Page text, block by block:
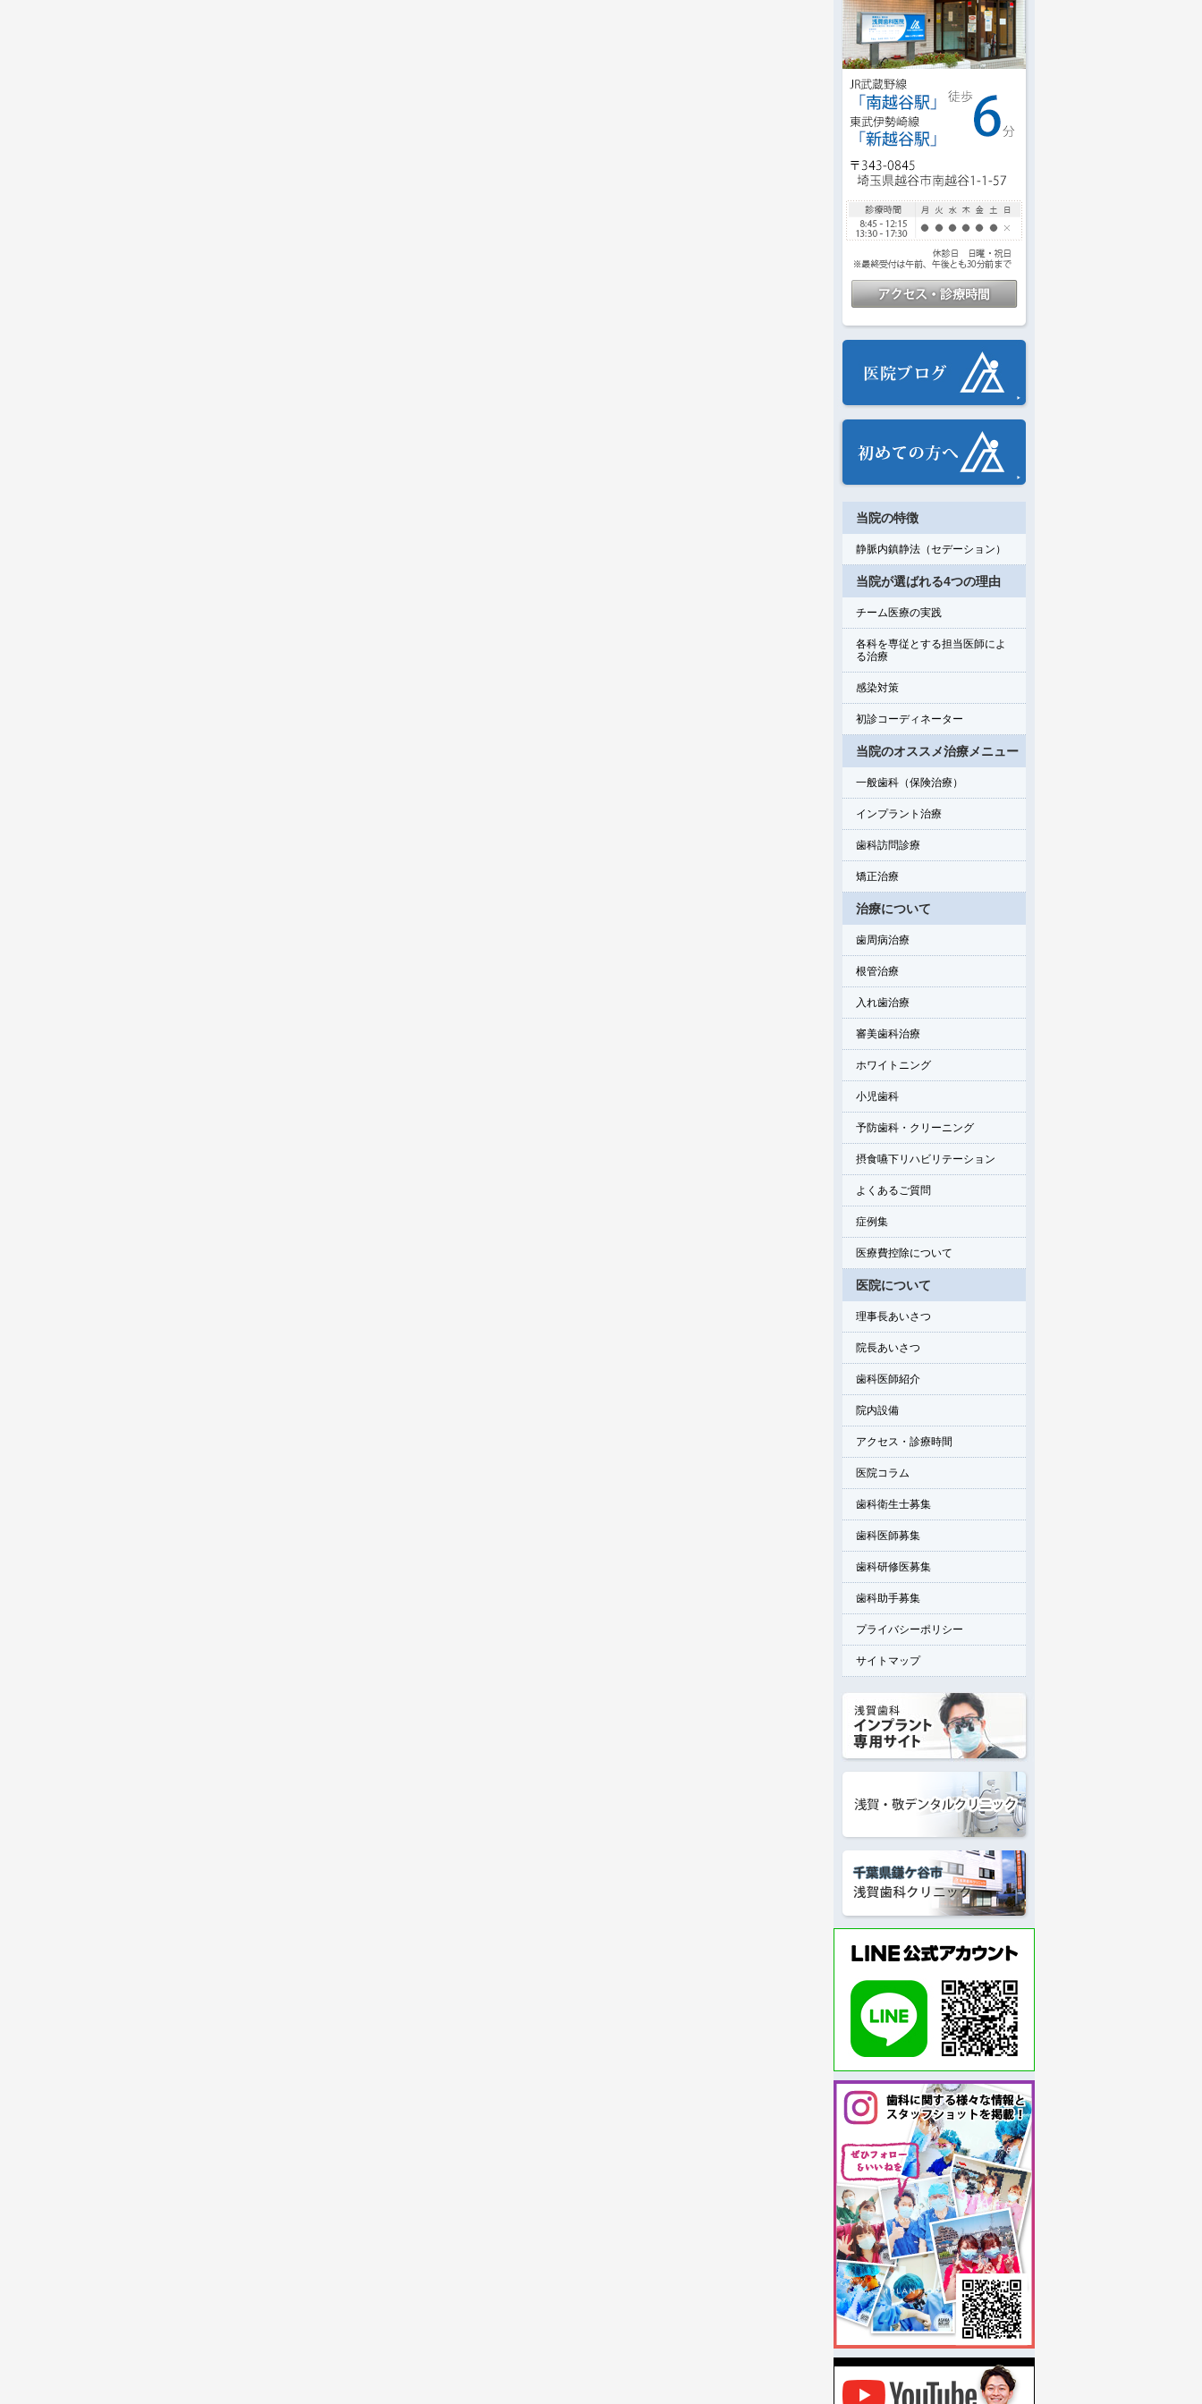
当院の特徴
静脈内鎮静法（セデーション）
当院が選ばれる4つの理由
チーム医療の実践
各科を専従とする担当医師によ
る治療
感染対策
初診コーディネーター
当院のオススメ治療メニュー
一般歯科（保険治療）
インプラント治療
歯科訪問診療
矯正治療
治療について
歯周病治療
根管治療
入れ歯治療
審美歯科治療
ホワイトニング
小児歯科
予防歯科・クリーニング
摂食嚥下リハビリテーション
よくあるご質問
症例集
医療費控除について
医院について
理事長あいさつ
院長あいさつ
歯科医師紹介
院内設備
アクセス・診療時間
医院コラム
歯科衛生士募集
歯科医師募集
歯科研修医募集
歯科助手募集
プライバシーポリシー
サイトマップ